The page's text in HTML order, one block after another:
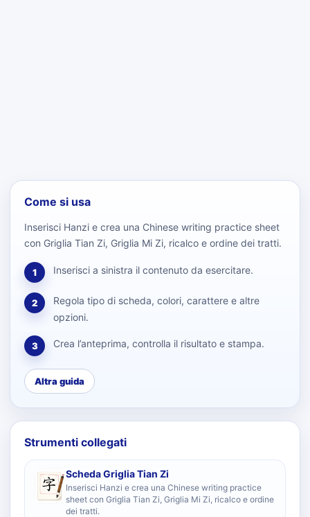
Come si usa
Inserisci Hanzi e crea una Chinese writing practice sheet
con Griglia Tian Zi, Griglia Mi Zi, ricalco e ordine dei tratti.
1 Inserisci a sinistra il contenuto da esercitare.
2
Regola tipo di scheda, colori, carattere e altre
opzioni.
3 Crea l’anteprima, controlla il risultato e stampa.
Altra guida
Strumenti collegati
Scheda Griglia Tian Zi
Inserisci Hanzi e crea una Chinese writing practice
sheet con Griglia Tian Zi, Griglia Mi Zi, ricalco e ordine
dei tratti.